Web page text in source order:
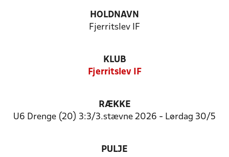
HOLDNAVN
Fjerritslev IF
KLUB
Fjerritslev IF
RÆKKE
U6 Drenge (20) 3:3/3.stævne 2026 - Lørdag 30/5
PULJE